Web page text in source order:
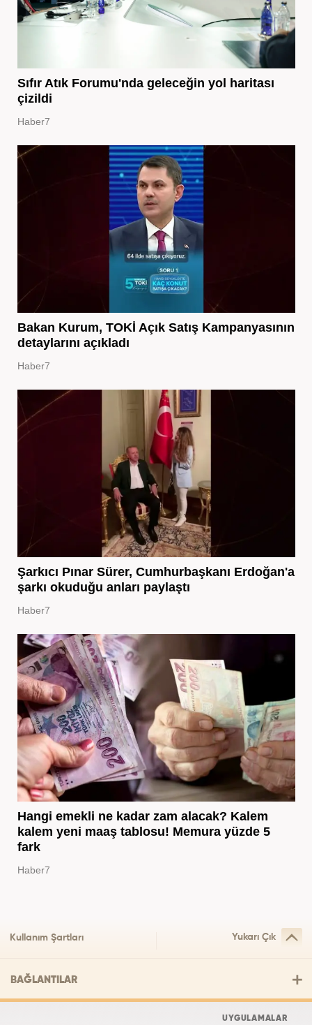
Sıfır Atık Forumu'nda geleceğin yol haritası
çizildi
Haber7
Bakan Kurum, TOKİ Açık Satış Kampanyasının
detaylarını açıkladı
Haber7
Şarkıcı Pınar Sürer, Cumhurbaşkanı Erdoğan'a
şarkı okuduğu anları paylaştı
Haber7
Hangi emekli ne kadar zam alacak? Kalem
kalem yeni maaş tablosu! Memura yüzde 5
fark
Haber7
Kullanım Şartları Yukarı Çık
BAĞLANTILAR
UYGULAMALAR